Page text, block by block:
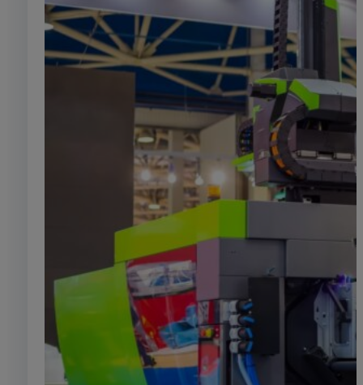
Transport / TP / Agriculture